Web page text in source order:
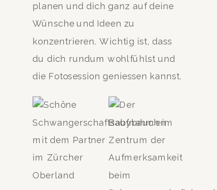
planen und dich ganz auf deine
Wünsche und Ideen zu
konzentrieren. Wichtig ist, dass
du dich rundum wohlfühlst und
die Fotosession geniessen kannst.